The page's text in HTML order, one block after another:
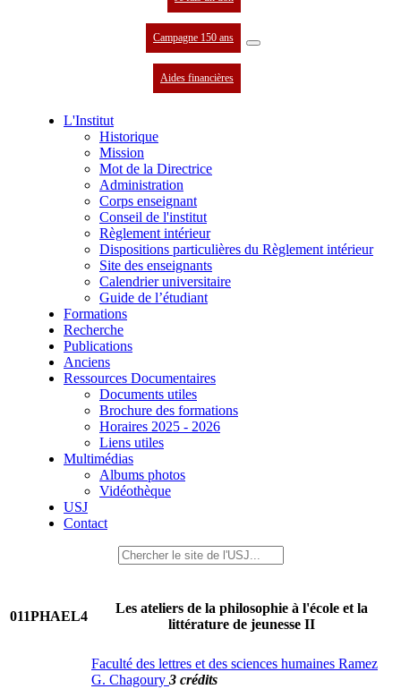
Campagne 150 ans
Aides financières
L'Institut
Historique
Mission
Mot de la Directrice
Administration
Corps enseignant
Conseil de l'institut
Règlement intérieur
Dispositions particulières du Règlement intérieur
Site des enseignants
Calendrier universitaire
Guide de l’étudiant
Formations
Recherche
Publications
Anciens
Ressources Documentaires
Documents utiles
Brochure des formations
Horaires 2025 - 2026
Liens utiles
Multimédias
Albums photos
Vidéothèque
USJ
Contact
011PHAEL4
Les ateliers de la philosophie à l'école et la
littérature de jeunesse II
Faculté des lettres et des sciences humaines Ramez
G. Chagoury 3 crédits